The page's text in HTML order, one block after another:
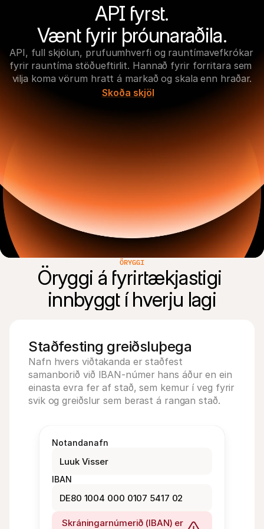
API fyrst.
Vænt fyrir þróunaraðila.
API, full skjölun, prufuumhverfi og rauntímavefkrókar
fyrir rauntíma stöðueftirlit. Hannað fyrir forritara sem
vilja koma vörum hratt á markað og skala enn hraðar.
Skoða skjöl
ÖRYGGI
Öryggi á fyrirtækjastigi
Staðfesting greiðsluþega
Nafn hvers viðtakanda er staðfest
samanborið við IBAN-númer hans áður en ein
einasta evra fer af stað, sem kemur í veg fyrir
svik og greiðslur sem berast á rangan stað.
Notandanafn
Luuk Visser
IBAN
DE80 1004 000 0107 5417 02
Skráningarnúmerið (IBAN) er